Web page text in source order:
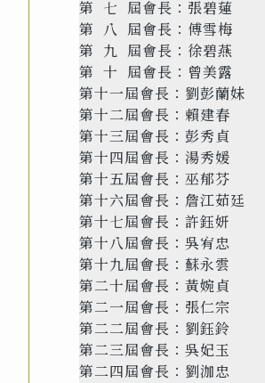
第 七 屆會長：張碧蓮
第 八 屆會長：傅雪梅
第 九 屆會長：徐碧燕
第 十 屆會長：曾美露
第十一屆會長：劉彭蘭妹
第十二屆會長：賴建春
第十三屆會長：彭秀貞
第十四屆會長：湯秀媛
第十五屆會長：巫郁芬
第十六屆會長：詹江茹廷
第十七屆會長：許鈺妍
第十八屆會長：吳宥忠
第十九屆會長：蘇永雲
第二十屆會長：黃婉貞
第二一屆會長：張仁宗
第二二屆會長：劉鈺鈴
第二三屆會長：吳妃玉
第二四屆會長：劉泇忠